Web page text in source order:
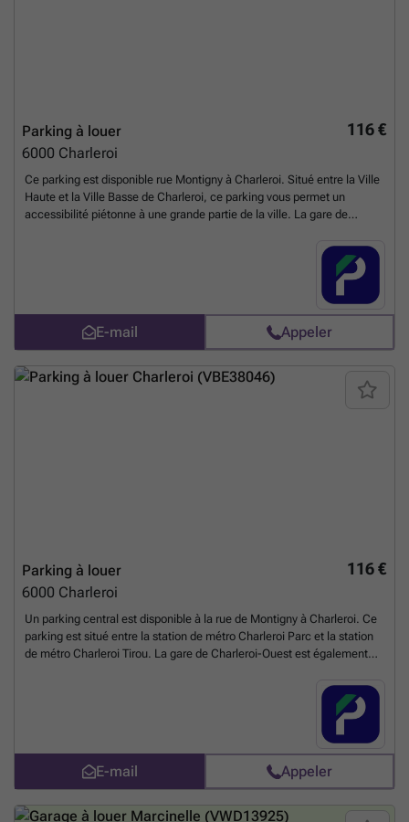
116 €
Parking à louer
6000 Charleroi
Ce parking est disponible rue Montigny à Charleroi. Situé entre la Ville
Haute et la Ville Basse de Charleroi, ce parking vous permet un
accessibilité piétonne à une grande partie de la ville. La gare de
pas pas à vous renseigner sur ce parking et à réserver votre place sur
notre site si celui-ci vous convient. Vous pouvez réserver directement
votre parking sur le lien suivant : ### %20-%20charleroi/rue-de-
utm_source=ubiflow&utm_medium=referral&utm_campaign=parking
_listing&utm_content=be
E-mail Appeler
116 €
Parking à louer
6000 Charleroi
Un parking central est disponible à la rue de Montigny à Charleroi. Ce
parking est situé entre la station de métro Charleroi Parc et la station
de métro Charleroi Tirou. La gare de Charleroi-Ouest est également
environs et que vous cherchez une place de parking, n'hésitez pas à
voir si un parking convient et à le réserver en ligne. Vous pouvez
En savoir
E-mail Appeler